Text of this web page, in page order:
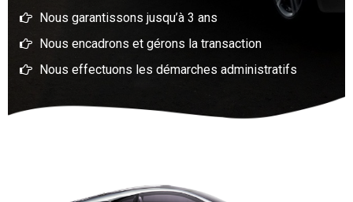
Nous garantissons jusqu’à 3 ans
Nous encadrons et gérons la transaction
Nous effectuons les démarches administratifs